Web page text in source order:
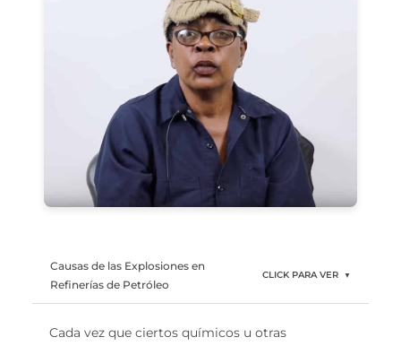
Causas de las Explosiones en
Refinerías de Petróleo
CLICK PARA VER ▼
Cada vez que ciertos químicos u otras